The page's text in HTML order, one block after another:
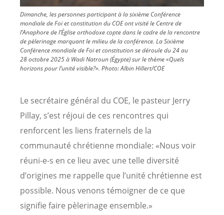
Dimanche, les personnes participant à la sixième Conférence
mondiale de Foi et constitution du COE ont visité le Centre de
l’Anaphore de l’Église orthodoxe copte dans le cadre de la rencontre
de pèlerinage marquant le milieu de la conférence. La Sixième
Conférence mondiale de Foi et constitution se déroule du 24 au
28 octobre 2025 à Wadi Natroun (Égypte) sur le thème «Quels
horizons pour l’unité visible?». Photo: Albin Hillert/COE
Le secrétaire général du COE, le pasteur Jerry
Pillay, s’est réjoui de ces rencontres qui
renforcent les liens fraternels de la
communauté chrétienne mondiale: «Nous voir
réuni-e-s en ce lieu avec une telle diversité
d’origines me rappelle que l’unité chrétienne est
possible. Nous venons témoigner de ce que
signifie faire pèlerinage ensemble.»